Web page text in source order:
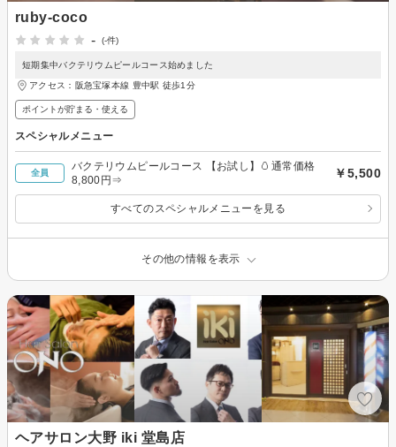
ruby-coco
-
(-件)
短期集中バクテリウムピールコース始めました
アクセス：阪急宝塚本線 豊中駅 徒歩1分
ポイントが貯まる・使える
スペシャルメニュー
全員
バクテリウムピールコース 【お試し】🥚通常価格
8,800円⇒
￥5,500
すべてのスペシャルメニューを見る
その他の情報を表示
ヘアサロン大野 iki 堂島店